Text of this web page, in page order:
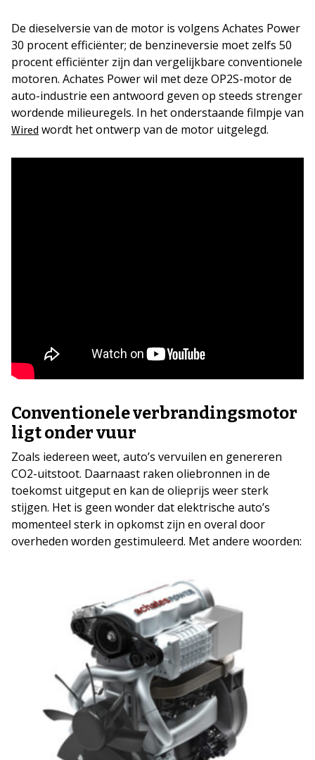
De dieselversie van de motor is volgens Achates Power
30 procent efficiënter; de benzineversie moet zelfs 50
procent efficiënter zijn dan vergelijkbare conventionele
motoren. Achates Power wil met deze OP2S-motor de
auto-industrie een antwoord geven op steeds strenger
wordende milieuregels. In het onderstaande filmpje van
Wired wordt het ontwerp van de motor uitgelegd.
Conventionele verbrandingsmotor
ligt onder vuur
Zoals iedereen weet, auto’s vervuilen en genereren
CO2-uitstoot. Daarnaast raken oliebronnen in de
toekomst uitgeput en kan de olieprijs weer sterk
stijgen. Het is geen wonder dat elektrische auto’s
momenteel sterk in opkomst zijn en overal door
overheden worden gestimuleerd. Met andere woorden: